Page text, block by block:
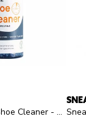
Springyard - Shoe Cleaner - Rengöringsgel